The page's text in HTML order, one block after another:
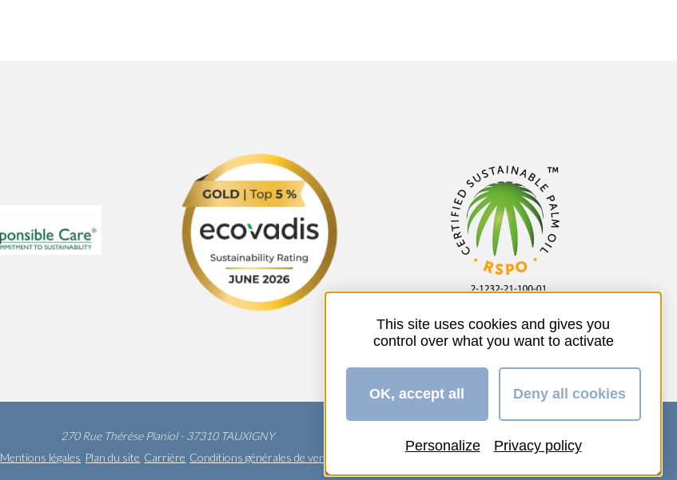
270 Rue Thérèse Planiol - 37310 TAUXIGNY
Mentions légales Plan du site Carrière Conditions générales de vente
This site uses cookies and gives you
control over what you want to activate
OK, accept all Deny all cookies
Personalize Privacy policy